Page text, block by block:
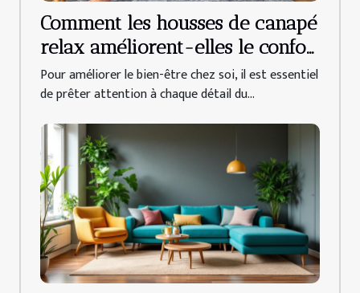
Comment les housses de canapé
relax améliorent-elles le confort
quotidien ?
Pour améliorer le bien-être chez soi, il est essentiel
de prêter attention à chaque détail du...